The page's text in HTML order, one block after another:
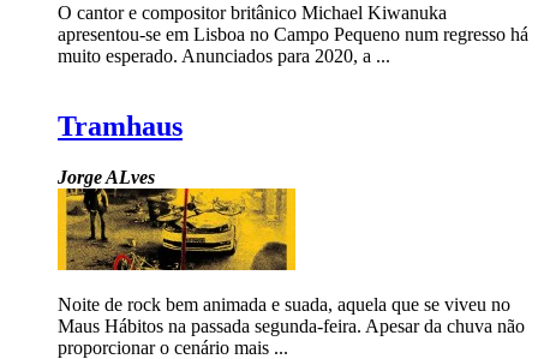
O cantor e compositor britânico Michael Kiwanuka
apresentou-se em Lisboa no Campo Pequeno num regresso há
muito esperado. Anunciados para 2020, a ...
Tramhaus
Jorge ALves
Noite de rock bem animada e suada, aquela que se viveu no
Maus Hábitos na passada segunda-feira. Apesar da chuva não
proporcionar o cenário mais ...